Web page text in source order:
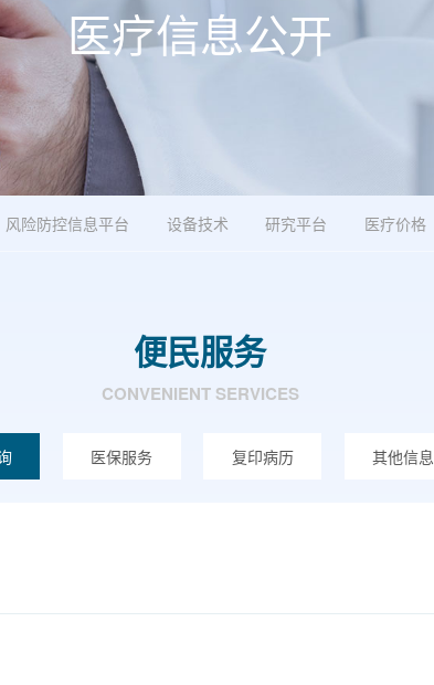
医疗信息公开
风险防控信息平台 设备技术 研究平台 医疗价格
便民服务
CONVENIENT SERVICES
医保服务 复印病历 其他信息